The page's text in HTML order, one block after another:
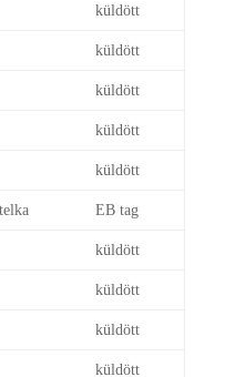
küldött
küldött
küldött
küldött
küldött
EB tag
küldött
küldött
küldött
küldött